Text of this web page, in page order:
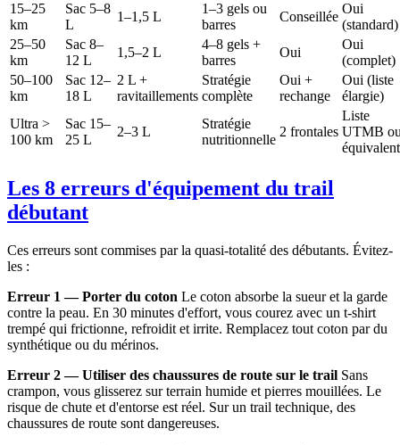
15–25
km
Sac 5–8
L
1–1,5 L
1–3 gels ou
barres
Conseillée
Oui
(standard)
25–50
km
Sac 8–
12 L
1,5–2 L
4–8 gels +
barres
Oui
Oui
(complet)
50–100
km
Sac 12–
18 L
2 L +
ravitaillements
Stratégie
complète
Oui +
rechange
Oui (liste
élargie)
Ultra >
100 km
Sac 15–
25 L
2–3 L
Stratégie
nutritionnelle
2 frontales
Liste
UTMB
équivalent
Les 8 erreurs d'équipement du trail
débutant
Ces erreurs sont commises par la quasi-totalité des débutants. Évitez-
les :
Erreur 1 — Porter du coton Le coton absorbe la sueur et la garde
contre la peau. En 30 minutes d'effort, vous courez avec un t-shirt
trempé qui frictionne, refroidit et irrite. Remplacez tout coton par du
synthétique ou du mérinos.
Erreur 2 — Utiliser des chaussures de route sur le trail Sans
crampon, vous glisserez sur terrain humide et pierres mouillées. Le
risque de chute et d'entorse est réel. Sur un trail technique, des
chaussures de route sont dangereuses.